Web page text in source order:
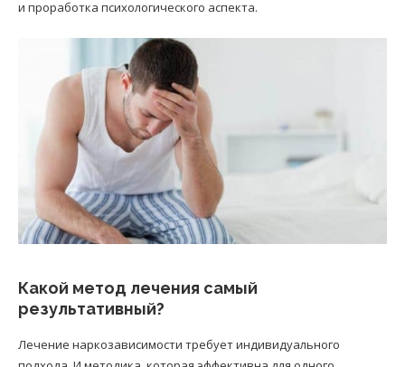
и проработка психологического аспекта.
Какой метод лечения самый
результативный?
Лечение наркозависимости требует индивидуального